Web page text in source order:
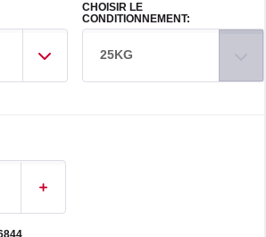
CHOISIR LE
CONDITIONNEMENT:
25KG